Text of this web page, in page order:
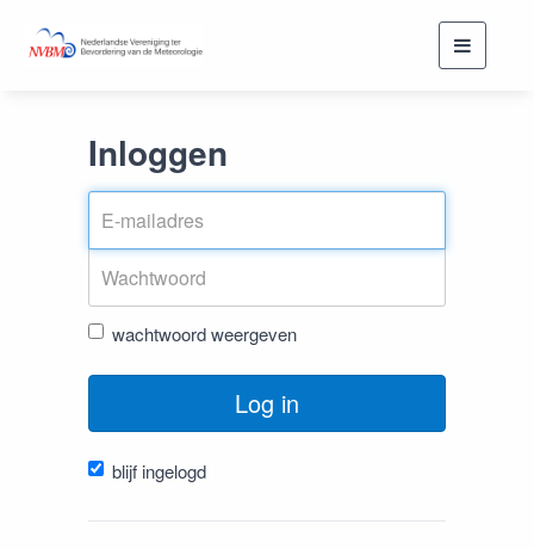
Toggle
Inloggen
wachtwoord weergeven
Log in
blijf ingelogd